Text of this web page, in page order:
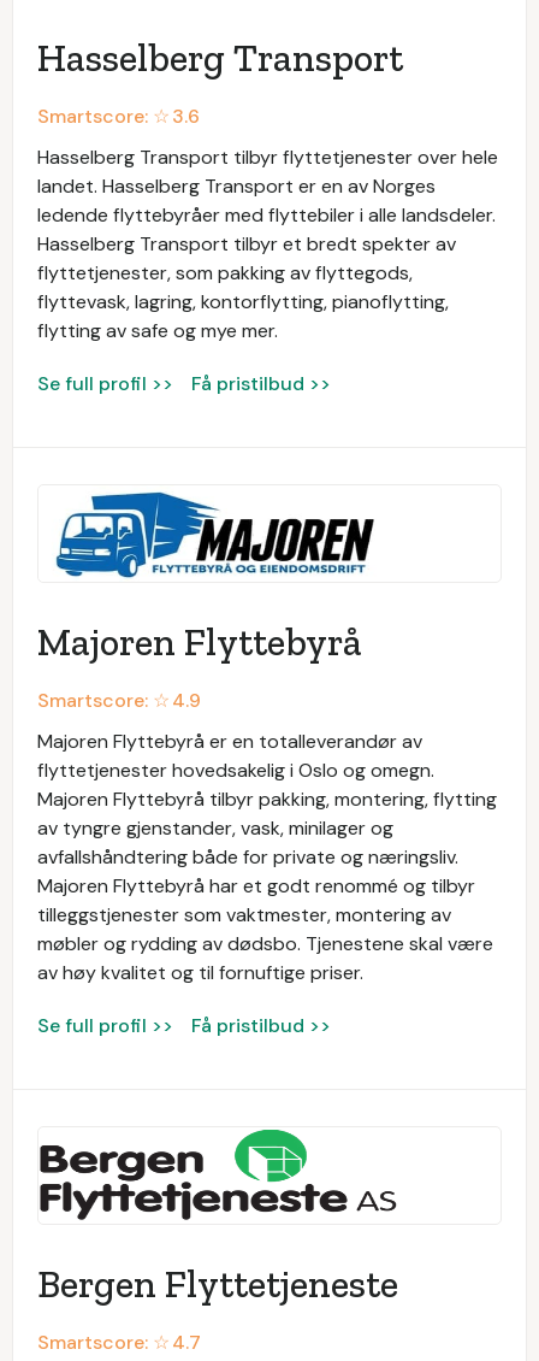
Hasselberg Transport
Smartscore: ☆3.6
Hasselberg Transport tilbyr flyttetjenester over hele
landet. Hasselberg Transport er en av Norges
ledende flyttebyråer med flyttebiler i alle landsdeler.
Hasselberg Transport tilbyr et bredt spekter av
flyttetjenester, som pakking av flyttegods,
flyttevask, lagring, kontorflytting, pianoflytting,
flytting av safe og mye mer.
Se full profil >> Få pristilbud >>
Majoren Flyttebyrå
Smartscore: ☆4.9
Majoren Flyttebyrå er en totalleverandør av
flyttetjenester hovedsakelig i Oslo og omegn.
Majoren Flyttebyrå tilbyr pakking, montering, flytting
av tyngre gjenstander, vask, minilager og
avfallshåndtering både for private og næringsliv.
Majoren Flyttebyrå har et godt renommé og tilbyr
tilleggstjenester som vaktmester, montering av
møbler og rydding av dødsbo. Tjenestene skal være
av høy kvalitet og til fornuftige priser.
Se full profil >> Få pristilbud >>
Bergen Flyttetjeneste
Smartscore: ☆4.7